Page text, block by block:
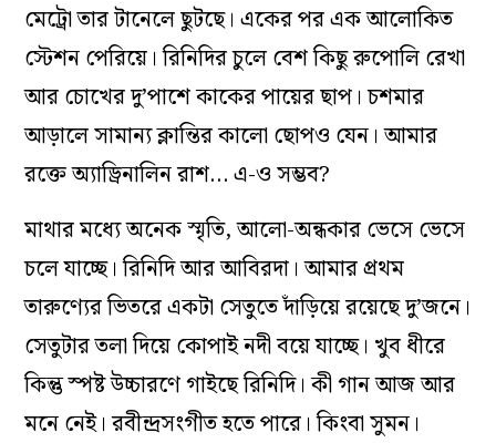
মেট্রো তার টানেলে ছুটছে। একের পর এক আলোকিত
স্টেশন পেরিয়ে। রিনিদির চুলে বেশ কিছু রুপোলি রেখা
আর চোখের দু’পাশে কাকের পায়ের ছাপ। চশমার
আড়ালে সামান্য ক্লান্তির কালো ছোপও যেন। আমার
রক্তে অ্যাড্রিনালিন রাশ… এ-ও সম্ভব?
মাথার মধ্যে অনেক স্মৃতি, আলো-অন্ধকার ভেসে ভেসে
চলে যাচ্ছে। রিনিদি আর আবিরদা। আমার প্রথম
তারুণ্যের ভিতরে একটা সেতুতে দাঁড়িয়ে রয়েছে দু’জনে।
সেতুটার তলা দিয়ে কোপাই নদী বয়ে যাচ্ছে। খুব ধীরে
কিন্তু স্পষ্ট উচ্চারণে গাইছে রিনিদি। কী গান আজ আর
মনে নেই। রবীন্দ্রসংগীত হতে পারে। কিংবা সুমন।